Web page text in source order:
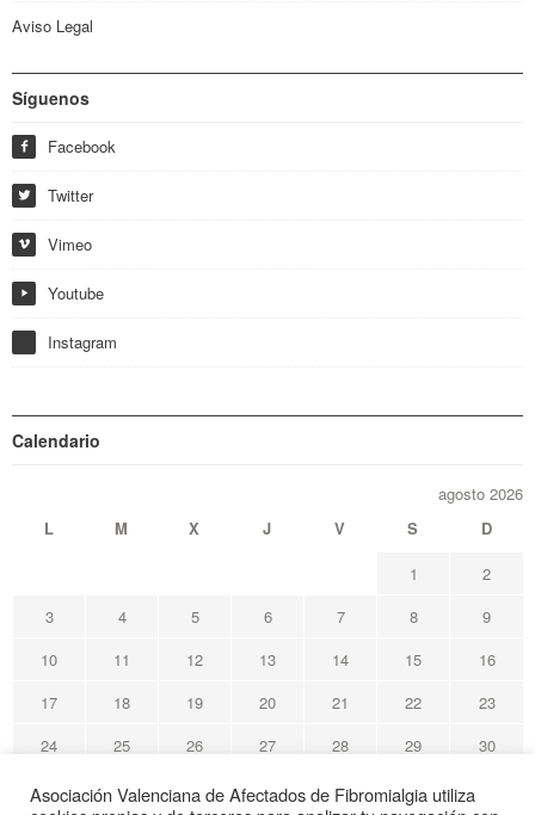
Aviso Legal
Síguenos
f Facebook
w Twitter
i Vimeo
y Youtube
Instagram
Calendario
agosto 2026
L
M X J V S
D
1
2
3
4 5 6 7 8
9
10
11 12 13 14 15
16
17
18 19 20 21 22
23
24
25 26 27 28 29
30
31
Asociación Valenciana de Afectados de Fibromialgia utiliza